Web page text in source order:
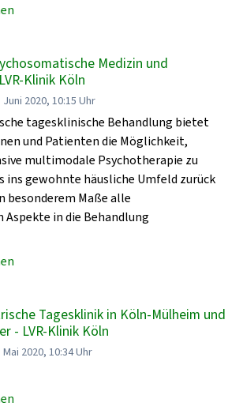
Medizin und
Klinik Köln
2020, 10:15 Uhr
tagesklinische Behandlung bietet
und Patienten die Möglichkeit,
multimodale Psychotherapie zu
ins gewohnte häusliche Umfeld zurück
besonderem Maße alle
Aspekte in die Behandlung
Tagesklinik in Köln-Mülheim und
- LVR-Klinik Köln
2020, 10:34 Uhr